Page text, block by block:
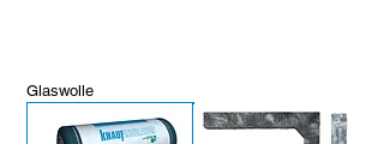
Glaswolle